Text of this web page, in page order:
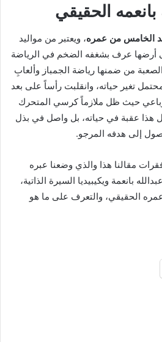
الحقيقي
الخامس من عمره، ويعتبر من مواليد
أرضها عرف بشغفه الضخم في الرياضة
من ضمنها رياضة الجمباز وألعابِ
تغير حياته، وانقلبت رأساً على بعد
حيث ظل ملازماً كرسي المتحرك
هذا عقبة في حياته، بل واصل في بذل
إلى هدفه المرجو.
مقالنا هذا والذي وضعنا عبره
بانعمة ويكيبيديا السيرة الذاتية،
الحقيقي، والتعرف على ما هو